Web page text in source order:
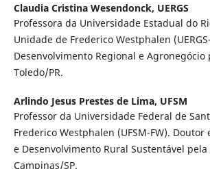
Claudia Cristina Wesendonck, UERGS
Professora da Universidade Estadual do
Unidade de Frederico Westphalen
Desenvolvimento Regional e Agronegócio
Toledo/PR.
Arlindo Jesus Prestes de Lima, UFSM
Professor da Universidade Federal de
Frederico Westphalen (UFSM-FW).
e Desenvolvimento Rural Sustentável pela
Campinas/SP.